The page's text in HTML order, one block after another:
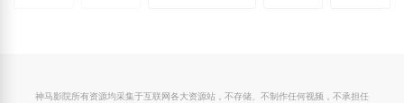
神马影院所有资源均采集于互联网各大资源站，不存储、不制作任何视频，不承担任